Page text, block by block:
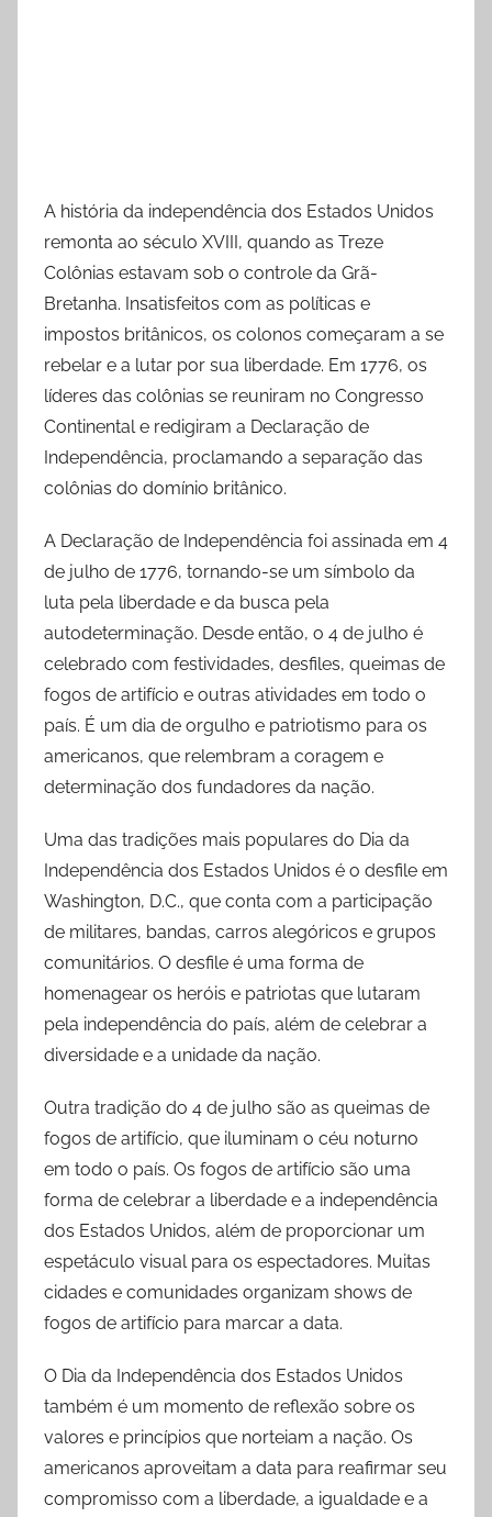
A história da independência dos Estados Unidos
remonta ao século XVIII, quando as Treze
Colônias estavam sob o controle da Grã-
Bretanha. Insatisfeitos com as políticas e
impostos britânicos, os colonos começaram a se
rebelar e a lutar por sua liberdade. Em 1776, os
líderes das colônias se reuniram no Congresso
Continental e redigiram a Declaração de
Independência, proclamando a separação das
colônias do domínio britânico.
A Declaração de Independência foi assinada em 4
de julho de 1776, tornando-se um símbolo da
luta pela liberdade e da busca pela
autodeterminação. Desde então, o 4 de julho é
celebrado com festividades, desfiles, queimas de
fogos de artifício e outras atividades em todo o
país. É um dia de orgulho e patriotismo para os
americanos, que relembram a coragem e
determinação dos fundadores da nação.
Uma das tradições mais populares do Dia da
Independência dos Estados Unidos é o desfile em
Washington, D.C., que conta com a participação
de militares, bandas, carros alegóricos e grupos
comunitários. O desfile é uma forma de
homenagear os heróis e patriotas que lutaram
pela independência do país, além de celebrar a
diversidade e a unidade da nação.
Outra tradição do 4 de julho são as queimas de
fogos de artifício, que iluminam o céu noturno
em todo o país. Os fogos de artifício são uma
forma de celebrar a liberdade e a independência
dos Estados Unidos, além de proporcionar um
espetáculo visual para os espectadores. Muitas
cidades e comunidades organizam shows de
fogos de artifício para marcar a data.
O Dia da Independência dos Estados Unidos
também é um momento de reflexão sobre os
valores e princípios que norteiam a nação. Os
americanos aproveitam a data para reafirmar seu
compromisso com a liberdade, a igualdade e a